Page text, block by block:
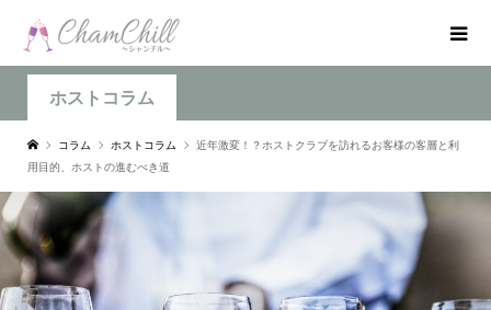
ホストコラム
コラム ホストコラム
近年激変！？ホストクラブを訪れるお客様の客層と利
用目的、ホストの進むべき道